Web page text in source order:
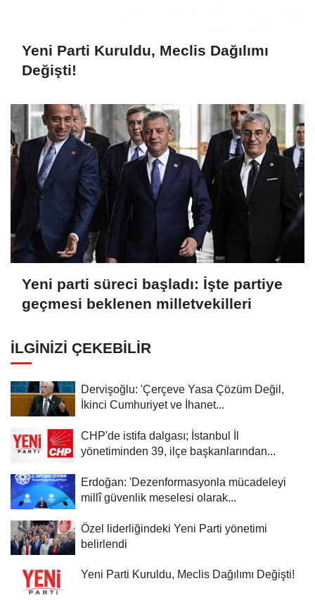
Yeni Parti Kuruldu, Meclis Dağılımı
Değişti!
Yeni parti süreci başladı: İşte partiye
geçmesi beklenen milletvekilleri
İLGINIZI ÇEKEBILIR
Dervişoğlu: 'Çerçeve Yasa Çözüm Değil,
İkinci Cumhuriyet ve İhanet...
CHP'de istifa dalgası; İstanbul İl
yönetiminden 39, ilçe başkanlarından...
Erdoğan: 'Dezenformasyonla mücadeleyi
millî güvenlik meselesi olarak...
Özel liderliğindeki Yeni Parti yönetimi
belirlendi
Yeni Parti Kuruldu, Meclis Dağılımı Değişti!